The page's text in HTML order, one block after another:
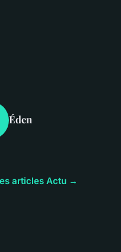
Éden
articles Actu →